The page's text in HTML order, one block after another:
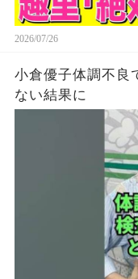
2026/07/26
小倉優子体調不良
ない結果に